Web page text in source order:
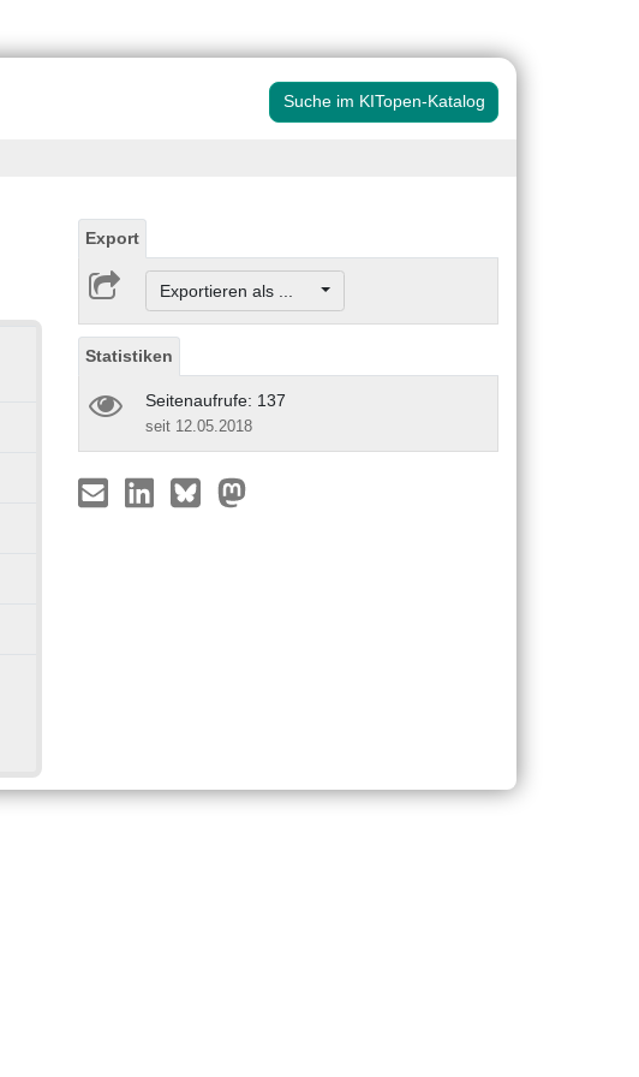
Suche im KITopen-Katalog
Export
Exportieren als ...
Statistiken
Seitenaufrufe: 137
seit 12.05.2018